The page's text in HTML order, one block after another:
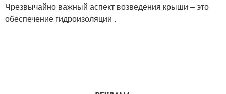
Чрезвычайно важный аспект возведения крыши – это
обеспечение гидроизоляции .